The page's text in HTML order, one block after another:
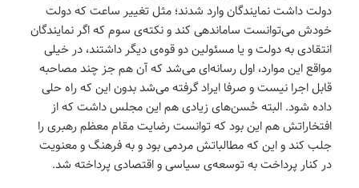
دولت داشت نمایندگان وارد شدند؛ مثل تغییر ساعت که دولت
خودش می‌توانست ساماندهی کند و نکته‌ی سوم که اگر نمایندگان
انتقادی به دولت و یا مسئولین دو قوه‌ی دیگر داشتند، در خیلی
مواقع این موارد، اول رسانه‌ای می‌شد که آن هم جز چند مصاحبه
قابل اجرا نیست و صرفا ایراد گرفته می‌شد بدون این که راه حلی
داده شود. البته حُسن‌های زیادی هم این مجلس داشت که از
افتخاراتش هم این بود که توانست رضایت مقام معظم رهبری را
جلب کند و این که مطالباتش مردمی بود و به فرهنگ و معنویت
در کنار پرداخت به توسعه‌ی سیاسی و اقتصادی پرداخته شد.